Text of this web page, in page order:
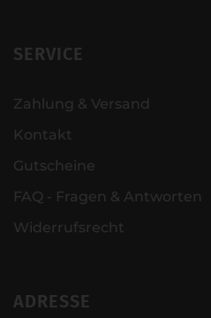
SERVICE
Zahlung & Versand
Kontakt
Gutscheine
FAQ - Fragen & Antworten
Widerrufsrecht
ADRESSE